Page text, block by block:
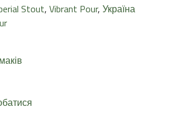
Stout, Vibrant Pour, Україна